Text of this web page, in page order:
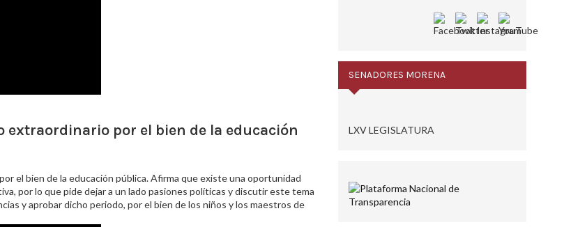
extraordinario por el bien de la educación
el bien de la educación pública. Afirma que existe una oportunidad
por lo que pide dejar a un lado pasiones políticas y discutir este tema
y aprobar dicho periodo, por el bien de los niños y los maestros de
SENADORES MORENA
LXV LEGISLATURA